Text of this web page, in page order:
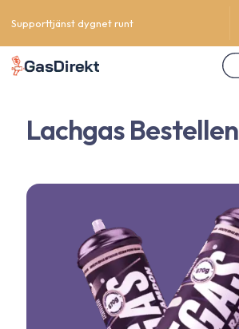
Supporttjänst dygnet runt
Lachgas Bestellen